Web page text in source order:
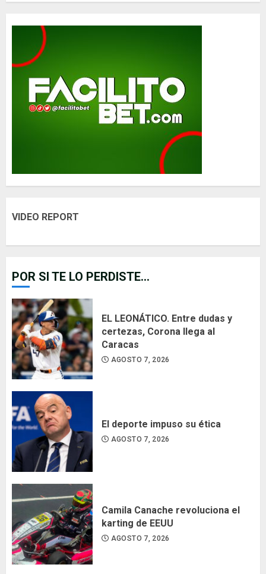
VIDEO REPORT
POR SI TE LO PERDISTE...
EL LEONÁTICO. Entre dudas y
certezas, Corona llega al
Caracas
AGOSTO 7, 2026
El deporte impuso su ética
AGOSTO 7, 2026
Camila Canache revoluciona el
karting de EEUU
AGOSTO 7, 2026